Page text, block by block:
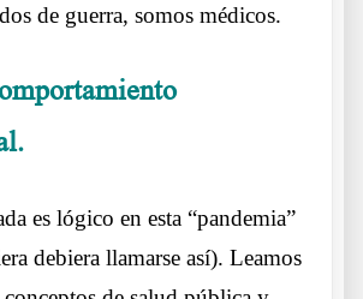
de guerra, somos médicos.
es lógico en esta “pandemia”
debiera llamarse así). Leamos